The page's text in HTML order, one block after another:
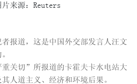
片来源：Reuters
报道，这是中国外交部发言人汪文
关切”所报道的卡霍夫卡水电站大
人道主义、经济和环境后果。